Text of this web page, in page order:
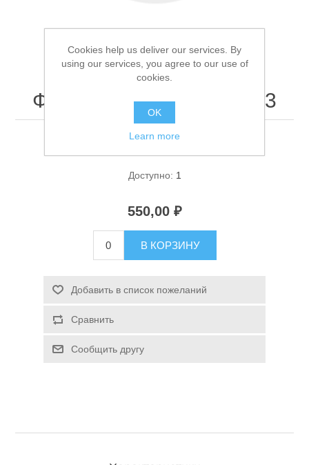
Аксессуары для лодок
Спасательные средства
Фонарь ручной BY-16003
Доступно: 1
550,00 ₽
В КОРЗИНУ
Добавить в список пожеланий
Сравнить
Сообщить другу
Cookies help us deliver our services. By
using our services, you agree to our use of
cookies.
OK
Learn more